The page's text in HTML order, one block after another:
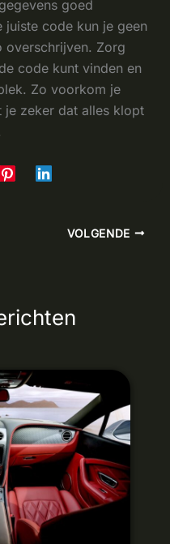
goed
code kun je geen
overschrijven. Zorg
code kunt vinden en
Zo voorkom je
zeker dat alles klopt
VOLGENDE